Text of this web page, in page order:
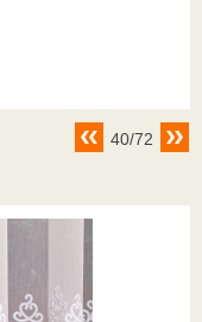
40/72